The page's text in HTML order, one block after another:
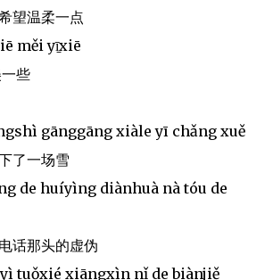
望温柔一点
měi yī̠xiē
些
gānggāng xiàle yī chǎng xuě
了一场雪
de huíyìng diànhuà nà tóu de
话那头的虚伪
tuǒxié xiāngxìn nǐ de biànjiě